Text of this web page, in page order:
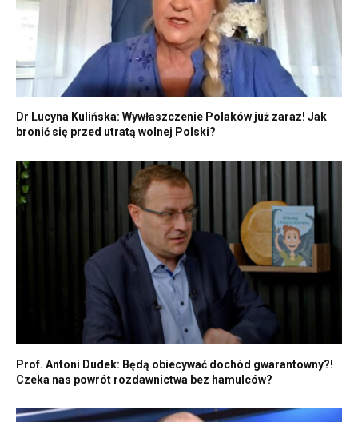
Dr Lucyna Kulińska: Wywłaszczenie Polaków już zaraz! Jak
bronić się przed utratą wolnej Polski?
Prof. Antoni Dudek: Będą obiecywać dochód gwarantowny?!
Czeka nas powrót rozdawnictwa bez hamulców?